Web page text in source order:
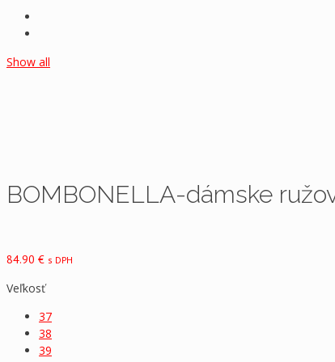
Show all
BOMBONELLA-dámske
84.90 € s DPH
Veľkosť
37
38
39